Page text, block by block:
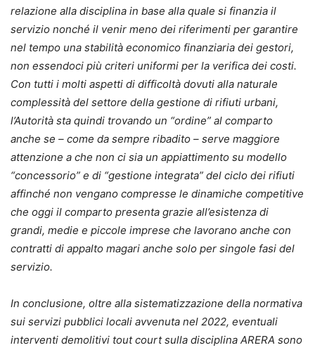
relazione alla disciplina in base alla quale si finanzia il
servizio nonché il venir meno dei riferimenti per garantire
nel tempo una stabilità economico finanziaria dei gestori,
non essendoci più criteri uniformi per la verifica dei costi.
Con tutti i molti aspetti di difficoltà dovuti alla naturale
complessità del settore della gestione di rifiuti urbani,
l’Autorità sta quindi trovando un “ordine” al comparto
anche se – come da sempre ribadito – serve maggiore
attenzione a che non ci sia un appiattimento su modello
“concessorio” e di “gestione integrata” del ciclo dei rifiuti
affinché non vengano compresse le dinamiche competitive
che oggi il comparto presenta grazie all’esistenza di
grandi, medie e piccole imprese che lavorano anche con
contratti di appalto magari anche solo per singole fasi del
servizio.
In conclusione, oltre alla sistematizzazione della normativa
sui servizi pubblici locali avvenuta nel 2022, eventuali
interventi demolitivi tout court sulla disciplina ARERA sono